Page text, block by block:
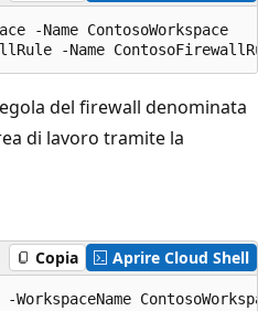
-Name ContosoWorkspace
del firewall denominata
di lavoro tramite la
Copia Aprire Cloud Shell